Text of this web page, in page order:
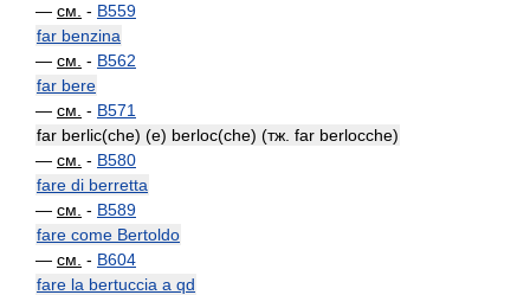
— см. - B559
far benzina
— см. - B562
far bere
— см. - B571
far berlic(che) (e) berloc(che) (тж. far berlocche)
— см. - B580
fare di berretta
— см. - B589
fare come Bertoldo
— см. - B604
fare la bertuccia a qd